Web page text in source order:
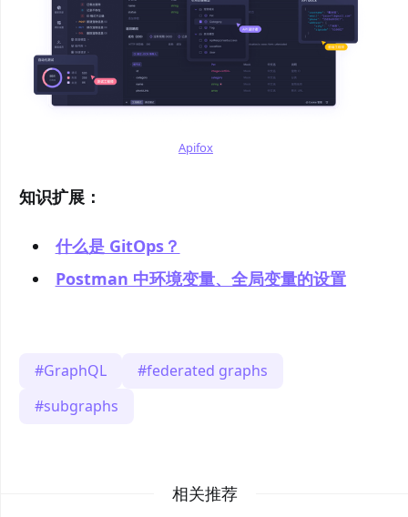
Apifox
知识扩展：
什么是 GitOps？
Postman 中环境变量、全局变量的设置
GraphQL
federated graphs
subgraphs
相关推荐